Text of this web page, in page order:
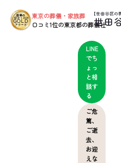
葬儀の
口コミ2024
GOLD
アワード
東京の葬儀・家族葬
口コミ1位の東京都の葬儀社
LINE
でち
ょっ
と相
談す
る
ご危
篤、
ご逝
去、
お迎
えな